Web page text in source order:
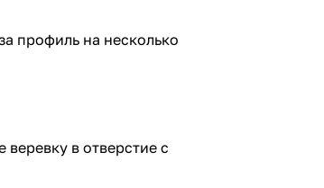
профиль на несколько
в отверстие с